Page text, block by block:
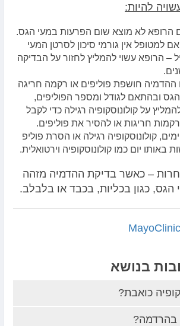
להיות:
הרופא לא מוצא שום הפרעות במעי הגס.
למטופל אין גורמי סיכון לסרטן המעי
– הרופא עשוי להמליץ ​​לחזור על הבדיקה
חושפת פוליפים או רקמה חריגה
ובהתאם לגודל ומספר הפוליפים,
על ​​קולונוסקופיה רגילה כדי לקבל
חריגות או להסיר את פוליפים.
קולונוסקופיה רגילה או הסרת פוליפ
באותו יום כמו קולונוסקופיה וירטואלית.
– כאשר בדיקת ההדמיה מזהה
הגס, כגון בכליות, בכבד או בלבלב.
MayoClinic
בנושא
כואבת?
בהרדמה?